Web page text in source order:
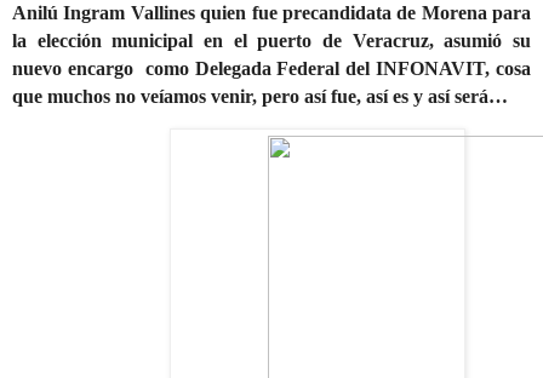
Anilú Ingram Vallines quien fue precandidata de Morena para
la elección municipal en el puerto de Veracruz, asumió su
nuevo encargo como Delegada Federal del INFONAVIT, cosa
que muchos no veíamos venir, pero así fue, así es y así será…